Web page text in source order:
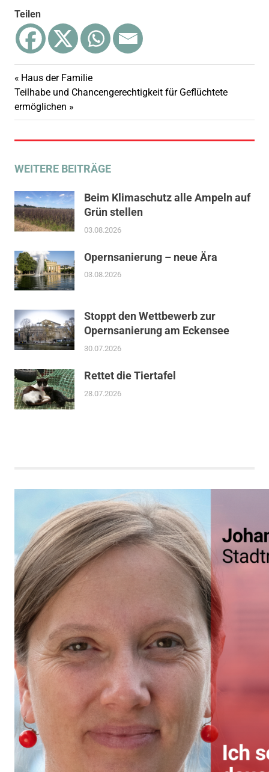
Teilen
Beitragsnavigation
Vorheriger
Beitrag:
Haus der Familie
Nächster
Beitrag:
Teilhabe und Chancengerechtigkeit für Geflüchtete
ermöglichen
WEITERE BEITRÄGE
Beim Klimaschutz alle Ampeln auf
Grün stellen
03.08.2026
Opernsanierung – neue Ära
03.08.2026
Stoppt den Wettbewerb zur
Opernsanierung am Eckensee
30.07.2026
Rettet die Tiertafel
28.07.2026